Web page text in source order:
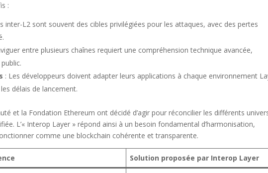
:
inter-L2 sont souvent des cibles privilégiées pour les attaques, avec des pertes
entre plusieurs chaînes requiert une compréhension technique avancée,
: Les développeurs doivent adapter leurs applications à chaque environnement
délais de lancement.
et la Fondation Ethereum ont décidé d’agir pour réconcilier les différents
L’« Interop Layer » répond ainsi à un besoin fondamental d’harmonisation,
comme une blockchain cohérente et transparente.
Solution proposée par Interop Layer